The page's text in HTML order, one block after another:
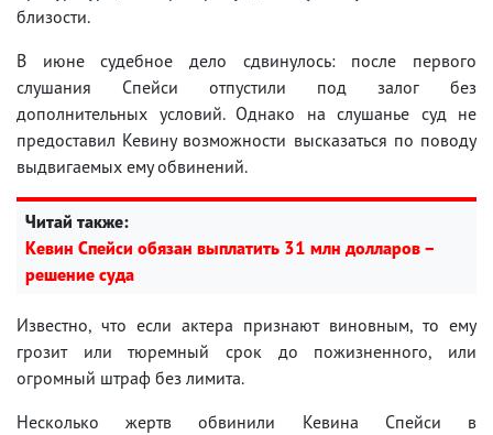
близости.
В июне судебное дело сдвинулось: после первого
слушания Спейси отпустили под залог без
дополнительных условий. Однако на слушанье суд не
предоставил Кевину возможности высказаться по поводу
выдвигаемых ему обвинений.
Читай также:
Кевин Спейси обязан выплатить 31 млн долларов –
решение суда
Известно, что если актера признают виновным, то ему
грозит или тюремный срок до пожизненного, или
огромный штраф без лимита.
Несколько жертв обвинили Кевина Спейси в